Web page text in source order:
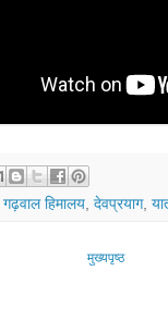
गढ़वाल हिमालय देवप्रयाग,
मुख्यपृष्ठ